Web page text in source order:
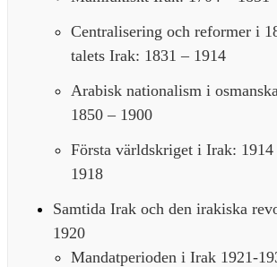
Centralisering och reformer i
talets Irak: 1831 – 1914
Arabisk nationalism i
1850 – 1900
Första världskriget i Irak: 1914
1918
Samtida Irak och den irakiska
1920
Mandatperioden i Irak 1921-